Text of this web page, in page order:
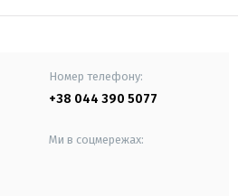
Номер телефону:
+38 044 390 5077
Ми в соцмережах: